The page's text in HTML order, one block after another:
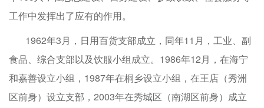
工作中发挥出了应有的作用。
1962年3月，日用百货支部成立，同年11月，工业、副
食品、综合支部以及饮服小组成立。1986年12月，在海宁
和嘉善设立小组，1987年在桐乡设立小组，在王店（秀洲
区前身）设立支部，2003年在秀城区（南湖区前身）成立